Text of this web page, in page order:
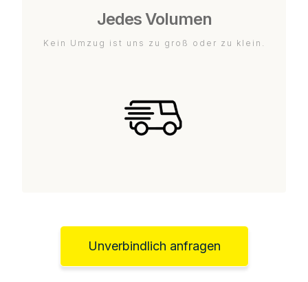
Jedes Volumen
Kein Umzug ist uns zu groß oder zu klein.
Unverbindlich anfragen